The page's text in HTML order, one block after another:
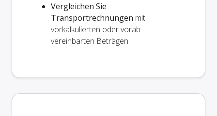
Vergleichen Sie
Transportrechnungen mit
vorkalkulierten oder vorab
vereinbarten Beträgen